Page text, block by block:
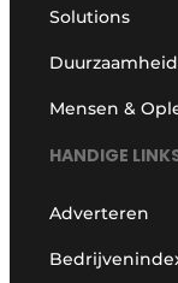
Solutions
Duurzaamheid
Mensen &
HANDIGE
Adverteren